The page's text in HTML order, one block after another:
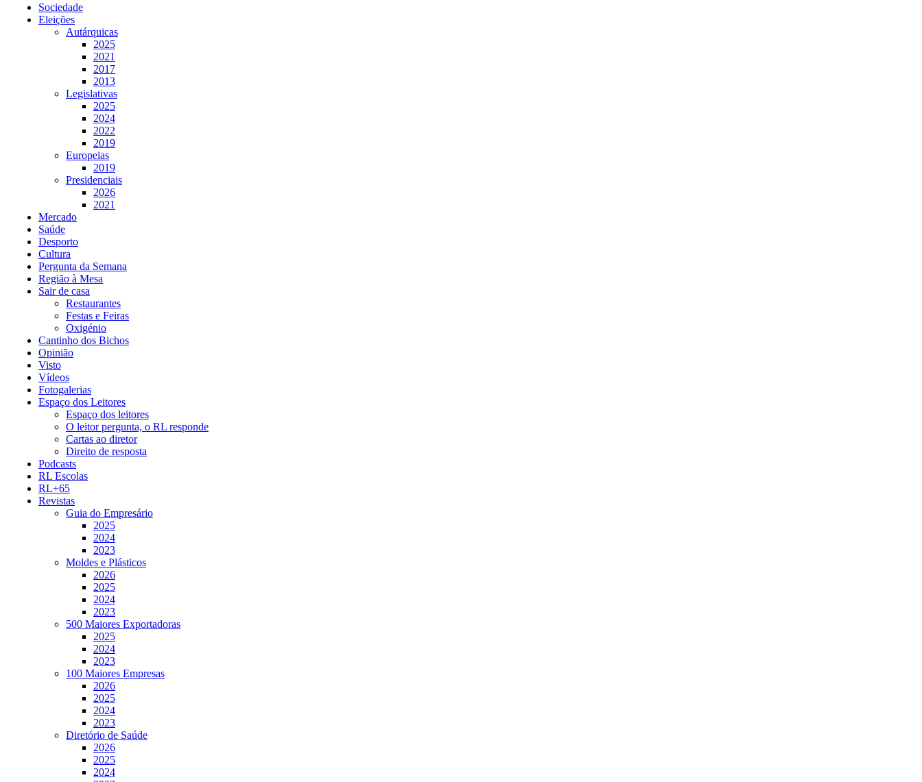
Sociedade
Eleições
Autárquicas
2025
2021
2017
2013
Legislativas
2025
2024
2022
2019
Europeias
2019
Presidenciais
2026
2021
Mercado
Saúde
Desporto
Cultura
Pergunta da Semana
Região à Mesa
Sair de casa
Restaurantes
Festas e Feiras
Oxigénio
Cantinho dos Bichos
Opinião
Visto
Vídeos
Fotogalerias
Espaço dos Leitores
Espaço dos leitores
O leitor pergunta, o RL responde
Cartas ao diretor
Direito de resposta
Podcasts
RL Escolas
RL+65
Revistas
Guia do Empresário
2025
2024
2023
Moldes e Plásticos
2026
2025
2024
2023
500 Maiores Exportadoras
2025
2024
2023
100 Maiores Empresas
2026
2025
2024
2023
Diretório de Saúde
2026
2025
2024